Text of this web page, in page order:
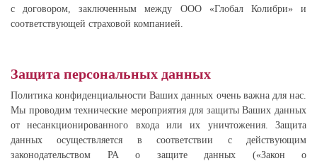
с договором, заключенным между ООО «Глобал Колибри» и
соответствующей страховой компанией.
Защита персональных данных
Политика конфиденциальности Ваших данных очень важна для нас.
Мы проводим технические мероприятия для защиты Ваших данных
от несанкционированного входа или их уничтожения. Защита
данных осуществляется в соответствии с действующим
законодательством РА о защите данных («Закон о